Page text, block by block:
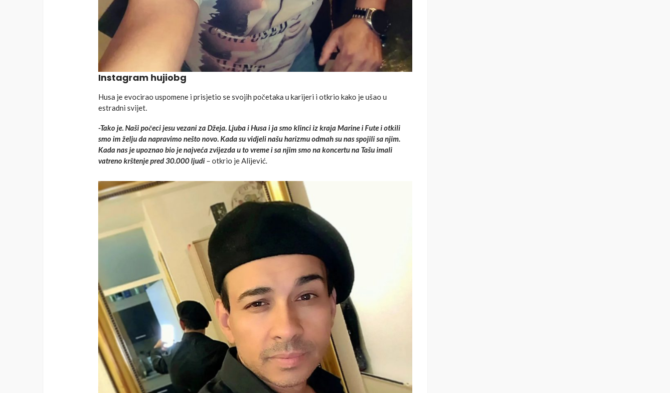
Instagram hujiobg
Husa je evocirao uspomene i prisjetio se svojih početaka u karijeri i otkrio kako je ušao u
estradni svijet.
-Tako je. Naši počeci jesu vezani za Džeja. Ljuba i Husa i ja smo klinci iz kraja Marine i Fute i otkili
smo im želju da napravimo nešto novo. Kada su vidjeli našu harizmu odmah su nas spojili sa njim.
Kada nas je upoznao bio je najveća zvijezda u to vreme i sa njim smo na koncertu na Tašu imali
vatreno krštenje pred 30.000 ljudi – otkrio je Alijević.